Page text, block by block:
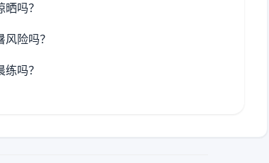
吗？
险吗？
吗？